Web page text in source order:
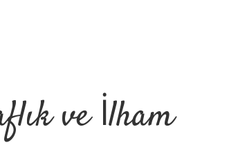
ve İlham